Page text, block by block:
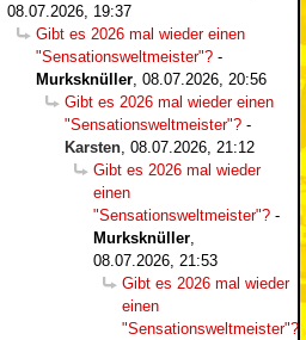
08.07.2026, 19:37
Gibt es 2026 mal wieder einen
"Sensationsweltmeister"? -
Murksknüller 08.07.2026, 20:56
Gibt es 2026 mal wieder einen
"Sensationsweltmeister"? -
Karsten 08.07.2026, 21:12
Gibt es 2026 mal wieder
einen
"Sensationsweltmeister"? -
Murksknüller
08.07.2026, 21:53
Gibt es 2026 mal wieder
einen
"Sensationsweltmeister"?